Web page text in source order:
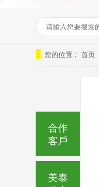
您的位置： 首页
合作
客戶
美泰